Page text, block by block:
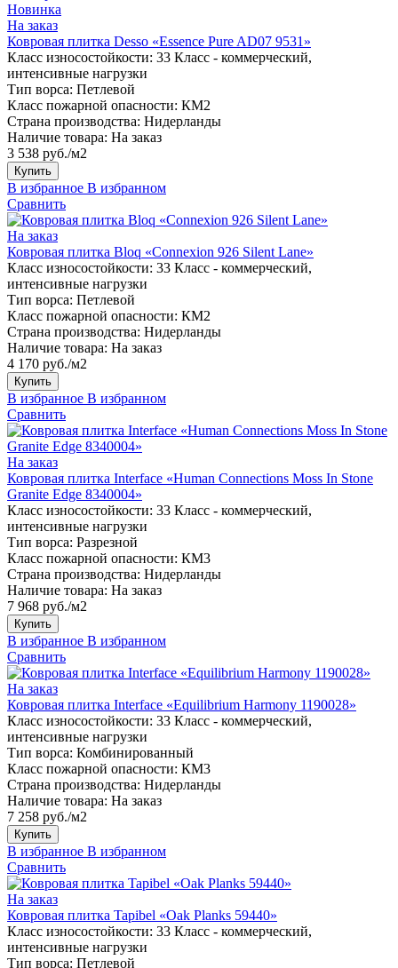
Новинка
На заказ
Ковровая плитка Desso «Essence Pure AD07 9531»
Класс износостойкости: 33 Класс - коммерческий,
интенсивные нагрузки
Тип ворса: Петлевой
Класс пожарной опасности: КМ2
Страна производства: Нидерланды
Наличие товара: На заказ
3 538 руб./м2
Купить
В избранное В избранном
Сравнить
На заказ
Ковровая плитка Bloq «Connexion 926 Silent Lane»
Класс износостойкости: 33 Класс - коммерческий,
интенсивные нагрузки
Тип ворса: Петлевой
Класс пожарной опасности: КМ2
Страна производства: Нидерланды
Наличие товара: На заказ
4 170 руб./м2
Купить
В избранное В избранном
Сравнить
На заказ
Ковровая плитка Interface «Human Connections Moss In Stone
Granite Edge 8340004»
Класс износостойкости: 33 Класс - коммерческий,
интенсивные нагрузки
Тип ворса: Разрезной
Класс пожарной опасности: КМ3
Страна производства: Нидерланды
Наличие товара: На заказ
7 968 руб./м2
Купить
В избранное В избранном
Сравнить
На заказ
Ковровая плитка Interface «Equilibrium Harmony 1190028»
Класс износостойкости: 33 Класс - коммерческий,
интенсивные нагрузки
Тип ворса: Комбинированный
Класс пожарной опасности: КМ3
Страна производства: Нидерланды
Наличие товара: На заказ
7 258 руб./м2
Купить
В избранное В избранном
Сравнить
На заказ
Ковровая плитка Tapibel «Oak Planks 59440»
Класс износостойкости: 33 Класс - коммерческий,
интенсивные нагрузки
Тип ворса: Петлевой